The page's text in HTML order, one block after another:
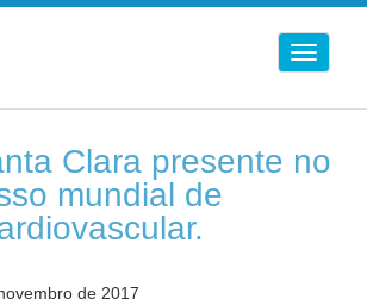
Alternar
Clara presente no
mundial de
de 2017